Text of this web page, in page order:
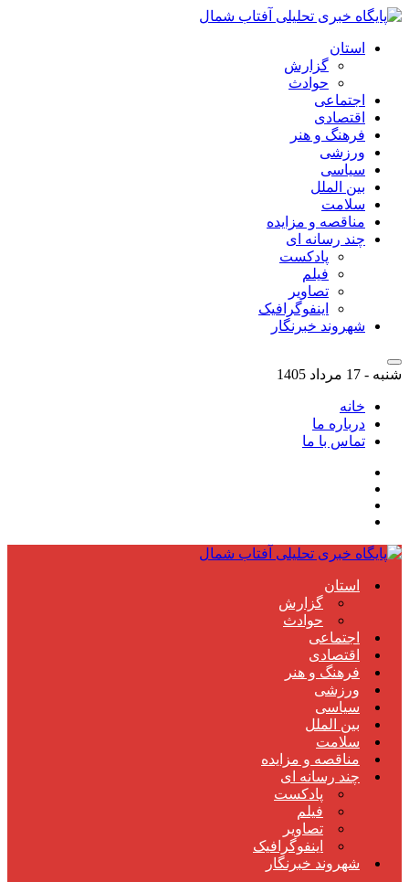
استان
گزارش
حوادث
اجتماعی
اقتصادی
فرهنگ و هنر
ورزشی
سیاسی
بین الملل
سلامت
مناقصه و مزایده
چند رسانه ای
پادکست
فیلم
تصاویر
اینفوگرافیک
شهروند خبرنگار
شنبه - 17 مرداد 1405
خانه
درباره ما
تماس با ما
استان
گزارش
حوادث
اجتماعی
اقتصادی
فرهنگ و هنر
ورزشی
سیاسی
بین الملل
سلامت
مناقصه و مزایده
چند رسانه ای
پادکست
فیلم
تصاویر
اینفوگرافیک
شهروند خبرنگار